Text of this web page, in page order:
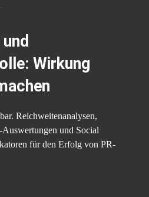
Wirkung
Reichweitenanalysen,
und Social
für den Erfolg von PR-